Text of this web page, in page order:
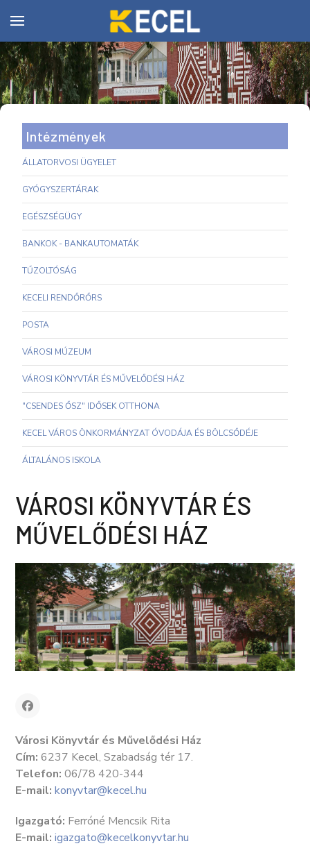
Intézmények
ÁLLATORVOSI ÜGYELET
GYÓGYSZERTÁRAK
EGÉSZSÉGÜGY
BANKOK - BANKAUTOMATÁK
TŰZOLTÓSÁG
KECELI RENDŐRŐRS
POSTA
VÁROSI MÚZEUM
VÁROSI KÖNYVTÁR ÉS MŰVELŐDÉSI HÁZ
"CSENDES ŐSZ" IDŐSEK OTTHONA
KECEL VÁROS ÖNKORMÁNYZAT ÓVODÁJA ÉS BÖLCSŐDÉJE
ÁLTALÁNOS ISKOLA
VÁROSI KÖNYVTÁR ÉS
MŰVELŐDÉSI HÁZ
Városi Könyvtár és Művelődési Ház
Cím: 6237 Kecel, Szabadság tér 17.
Telefon: 06/78 420-344
E-mail: konyvtar@kecel.hu
Igazgató: Ferróné Mencsik Rita
E-mail: igazgato@kecelkonyvtar.hu